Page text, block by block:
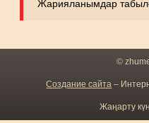
Жарияланымдар
©
Создание сайта –
Жаңарту